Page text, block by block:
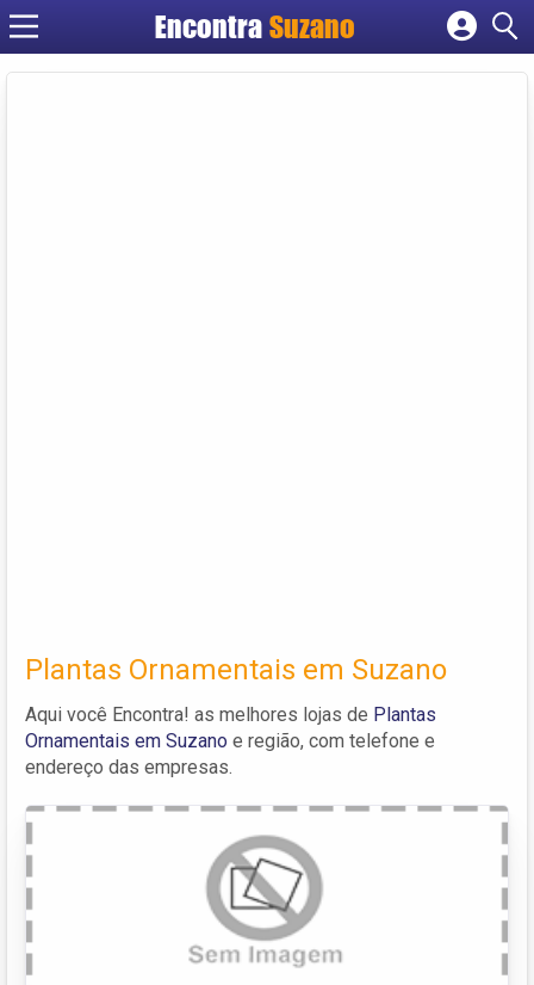
EncontraSuzano
Cadastrar empresa
Plantas Ornamentais em Suzano
Aqui você Encontra! as melhores lojas de Plantas
Ornamentais em Suzano e região, com telefone e
endereço das empresas.